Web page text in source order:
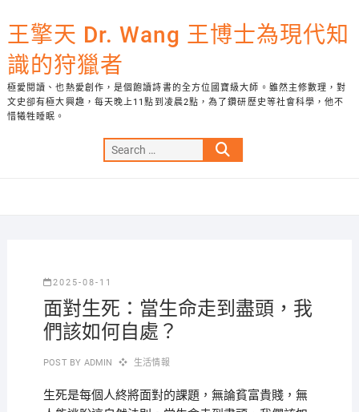
to
content
王擎天 Dr. Wang 王博士為現代知
識的狩獵者
極愛閱讀、也熱愛創作，是個飽讀詩書的全方位國寶級大師。雖然主修數理，對
文史卻有極大興趣，每天晚上11點到凌晨2點，為了鑽研歷史等社會科學，他不
惜犧牲睡眠。
Search
…
2025-08-11
面對生死：當生命走到盡頭，我
們該如何自處？
POST BY ADMIN 生活情報
生死是每個人終將面對的課題，無論貧富貴賤，無